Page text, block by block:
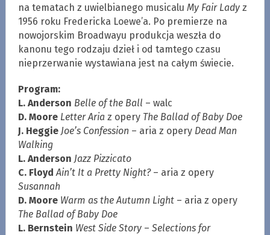
na tematach z uwielbianego musicalu My Fair Ladyz
1956 roku Fredericka Loewe’a. Po premierze na
nowojorskim Broadwayu produkcja weszła do
kanonu tego rodzaju dzieł i od tamtego czasu
nieprzerwanie wystawiana jest na całym świecie.
Program:
L. Anderson Belle of the Ball – walc
D. Moore Letter Ariaz opery The Ballad of Baby Doe
J. Heggie Joe’s Confession – aria z opery Dead Man
Walking
L. Anderson Jazz Pizzicato
C. Floyd Ain’t It a Pretty Night?– aria z opery
Susannah
D. Moore Warm as the Autumn Light– aria z opery
The Ballad of Baby Doe
L. Bernstein West Side Story– Selections for